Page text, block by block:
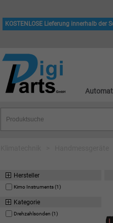
KOSTENLOSE Lieferung innerhalb der
Hersteller
Kimo Instruments (1)
Kategorie
Drehzahlsonden (1)